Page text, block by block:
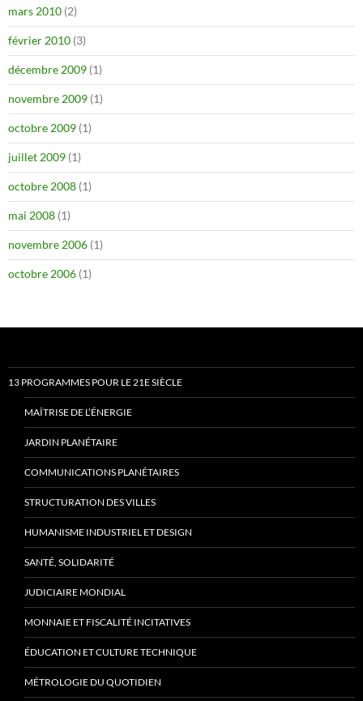
mars 2010 (2)
février 2010 (3)
décembre 2009 (1)
novembre 2009 (1)
octobre 2009 (1)
juillet 2009 (1)
octobre 2008 (1)
mai 2008 (1)
novembre 2006 (1)
octobre 2006 (1)
13 PROGRAMMES POUR LE 21E SIÈCLE
MAÎTRISE DE L’ÉNERGIE
JARDIN PLANÉTAIRE
COMMUNICATIONS PLANÉTAIRES
STRUCTURATION DES VILLES
HUMANISME INDUSTRIEL ET DESIGN
SANTÉ, SOLIDARITÉ
JUDICIAIRE MONDIAL
MONNAIE ET FISCALITÉ INCITATIVES
ÉDUCATION ET CULTURE TECHNIQUE
MÉTROLOGIE DU QUOTIDIEN